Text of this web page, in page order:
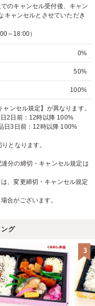
のキャンセル受付後、キャン
キャンセルとさせていただき
～18:00）
0%
50%
100%
ンセル規定】が異なります。
2日前：12時以降 100%
日3日前：12時以降 100%
となります。
分の締切・キャンセル規定は
、変更締切・キャンセル規定
合がございます。
グ
3